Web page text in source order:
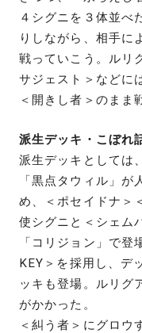
４シグニを３体並べ
りしながら、相手に
戦っていこう。ルリ
サジェスト＞などに
＜開きし者＞のまま
派生デッキ・こぼれ
派生デッキとしては
「黒点タウィル」
め、＜ポセイドナ＞
使シグニと＜シェム
「コリジョン」で
KEY＞を採用し、デ
ッキも登場。ルリグ
がかかった。
＜糾う者＞にグロウ